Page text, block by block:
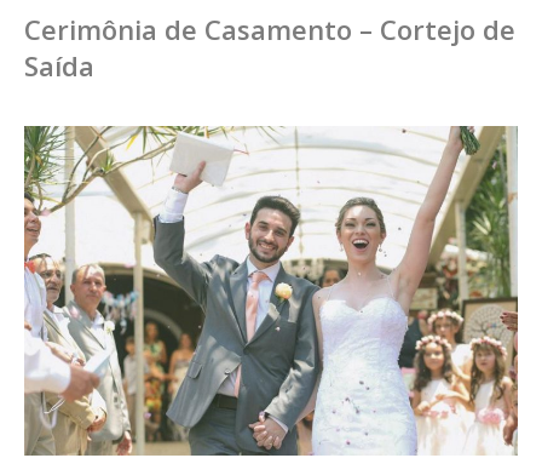
Cerimônia de Casamento – Cortejo de
Saída